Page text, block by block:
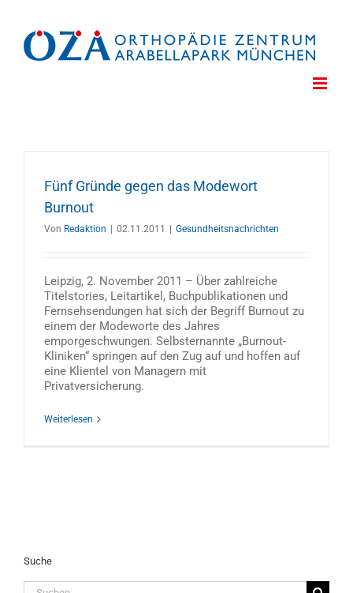
springen
Fünf Gründe gegen das Modewort
Burnout
Von Redaktion 02.11.2011 Gesundheitsnachrichten
Leipzig, 2. November 2011 – Über zahlreiche
Titelstories, Leitartikel, Buchpublikationen und
Fernsehsendungen hat sich der Begriff Burnout zu
einem der Modeworte des Jahres
emporgeschwungen. Selbsternannte „Burnout-
Kliniken“ springen auf den Zug auf und hoffen auf
eine Klientel von Managern mit
Privatversicherung.
Weiterlesen
Suche
Suche